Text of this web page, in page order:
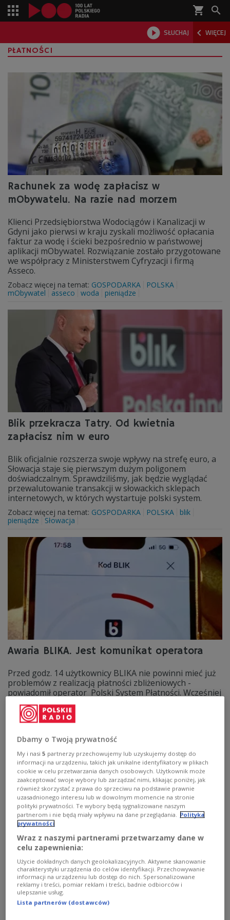
shopping_cart 
 SŁUCHAJ  WIĘCEJ

PŁATNOŚCI
Rachunek za wodę zapłacisz w
mObywatelu. Na razie nad morzem
Klienci Przedsiębiorstwa Wodociągów i Kanalizacji w
Gdyni jako pierwsi w kraju zyskali możliwość opłacania
faktur za wodę i ścieki bezpośrednio w państwowej
aplikacji mObywatel. Rozwiązanie zostało przygotowane
we współpracy z Ministerstwem Cyfryzacji i firmą
Asseco.
Zobacz więcej na temat: GOSPODARKA
POLSKA
mObywatel
asseco woda pieniądze
Blik przekracza Tatry. Od kwietnia
zapłacisz nim w euro
Blik oficjalnie rozszerza swoje wpływy na strefę euro, a
Słowacja staje się pierwszym dużym poligonem
doświadczalnym. Sprawdziliśmy, jak będzie wyglądać
przewalutowanie transakcji w słowackich sklepach
internetowych, w których wystartuje polski system.
Zobacz więcej na temat: GOSPODARKA POLSKA
blik
pieniądze
Słowacja
Awaria BLIKA. Jest komunikat operatora
Przed godz. 14 użytkownicy BLIKA nie powinni mieć już
problemów z realizacją płatności zbliżeniowych -
powiadomił operator Polski System Płatności. Wcześniej
informowano o problemach technicznych, które
zgłaszali użytkownicy.
Zobacz więcej na temat:
płatności zbliżeniowe
pieniądze
Zmienili telefon w terminal. Można
przyjmować nim płatności
W aplikacji mBanku pojawiła się nowa opcja dla
przedsiębiorców - możliwość przyjmowania płatności
Dbamy o Twoją prywatność
My i nasi5 partnerzy przechowujemy lub uzyskujemy dostęp do
informacji na urządzeniu, takich jak unikalne identyfikatory w plikach
cookie w celu przetwarzania danych osobowych. Użytkownik może
zaakceptować swoje wybory lub zarządzać nimi, klikając poniżej, jak
również skorzystać z prawa do sprzeciwu na podstawie prawnie
uzasadnionego interesu lub w dowolnym momencie na stronie
polityki prywatności. Te wybory będą sygnalizowane naszym
partnerom i nie będą miały wpływu na dane przeglądania.
Polityka
prywatności
Wraz z naszymi partnerami przetwarzamy dane w
celu zapewnienia:
Użycie dokładnych danych geolokalizacyjnych. Aktywne skanowanie
charakterystyki urządzenia do celów identyfikacji. Przechowywanie
informacji na urządzeniu lub dostęp do nich. Spersonalizowane
reklamy i treści, pomiar reklam i treści, badnie odbiorców i
ulepszanie usług.
Lista partnerów (dostawców)